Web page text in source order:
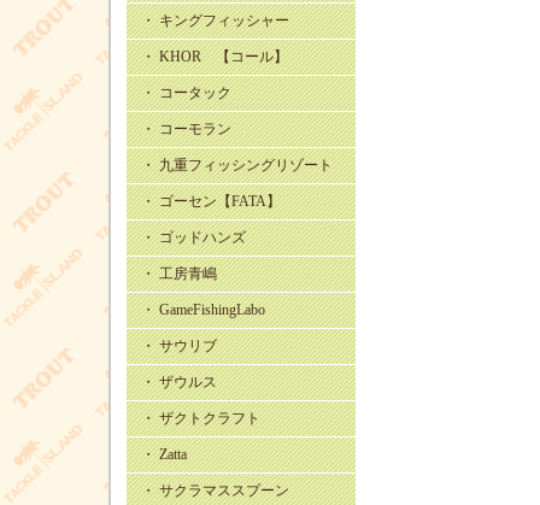
・ キングフィッシャー
・ KHOR 【コール】
・ コータック
・ コーモラン
・ 九重フィッシングリゾート
・ ゴーセン【FATA】
・ ゴッドハンズ
・ 工房青嶋
・ GameFishingLabo
・ サウリブ
・ ザウルス
・ ザクトクラフト
・ Zatta
・ サクラマススプーン